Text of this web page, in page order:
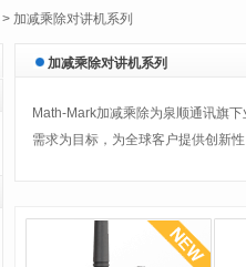
> 加减乘除对讲机系列
加减乘除对讲机系列
Math-Mark加减乘除为泉顺通讯旗
需求为目标，为全球客户提供创新